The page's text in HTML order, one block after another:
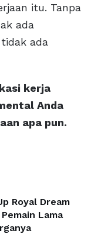
itu. Tanpa
ada
ada
kerja
Anda
apa pun.
Royal Dream
Lama